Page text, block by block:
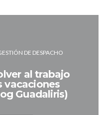
DE DESPACHO
al trabajo
vacaciones
Guadaliris)